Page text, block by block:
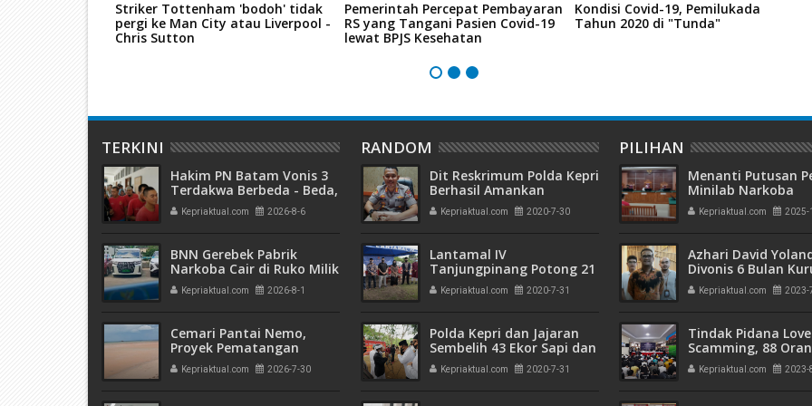
Striker Tottenham 'bodoh' tidak
pergi ke Man City atau Liverpool -
Chris Sutton
Pemerintah Percepat Pembayaran
RS yang Tangani Pasien Covid-19
lewat BPJS Kesehatan
Kondisi Covid-19, Pemilukada
Tahun 2020 di "Tunda"
TERKINI
Hakim PN Batam Vonis 3
Terdakwa Berbeda - Beda,
Fahrurazi Muazamsyah 8
Bulan, Azzah Azzurah dan
Bulan
Kepriaktual.com 2026-8-6
BNN Gerebek Pabrik
Narkoba Cair di Ruko Milik
AHr, Alphard Disita
Terdaftar Atas Nama PT
Kepriaktual.com 2026-8-1
Cemari Pantai Nemo,
Proyek Pematangan
Lahan Teluk Mata Ikan
Diduga Tidak Kantongi
Kepriaktual.com 2026-7-30
RANDOM
Dit Reskrimum Polda Kepri
Berhasil Amankan
Pengguna Surat Palsu
Kepriaktual.com 2020-7-30
Lantamal IV
Tanjungpinang Potong 21
Ekor Hewan Qurban
Kepriaktual.com 2020-7-31
Polda Kepri dan Jajaran
Sembelih 43 Ekor Sapi dan
34 Kambing di Hari Raya
Idul Adha 1441
Kepriaktual.com 2020-7-31
PILIHAN
Menanti Putusan
Minilab Narkoba
Terdakwa Touzen
"Loloskah dari
Kepriaktual.com 2025-
Azhari David
Divonis 6 Bulan
dan Rehabilitasi 10
Kepriaktual.com 2023-
Tindak Pidana Love
Scamming, 88
Pelaku Ditangkap
Kepri dan Polisi
Kepriaktual.com 2023-